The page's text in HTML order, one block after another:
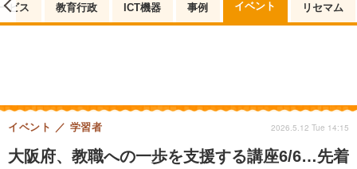
ビス 教育行政 ICT機器 事例 イベント リセマム
大阪府、教職への一歩を支援する講座6/6…先着
イベント 学習者 2026.5.12 Tue 14:15